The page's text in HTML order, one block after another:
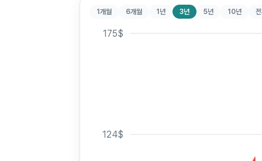
1개월 6개월 1년 3년 5년 10년
175$
124$